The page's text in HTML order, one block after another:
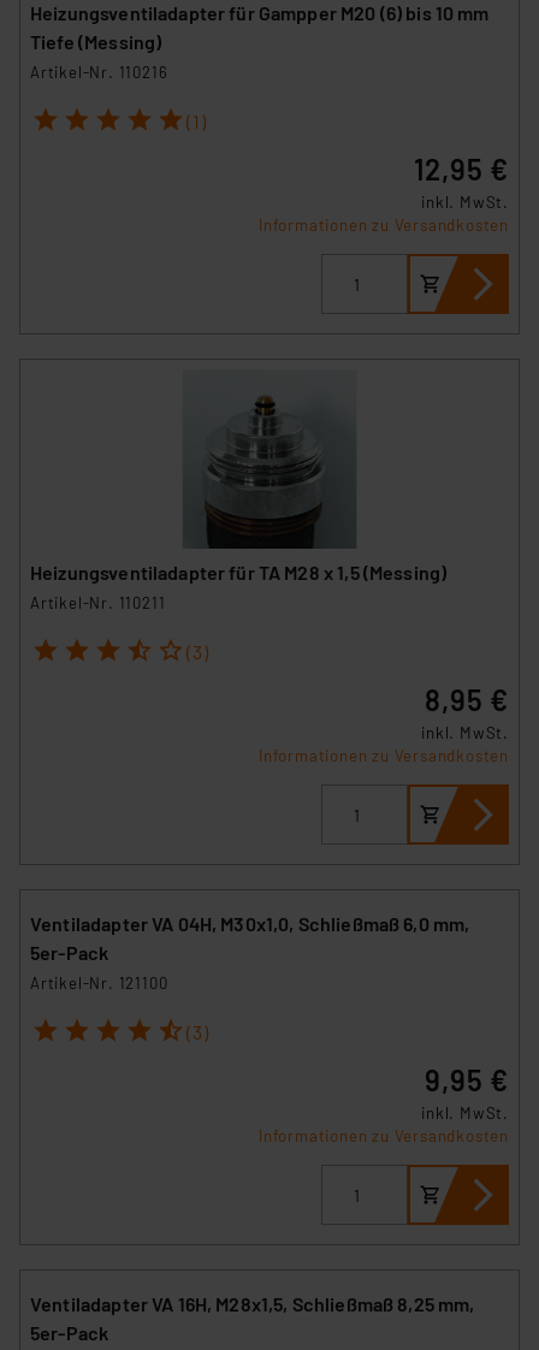
Heizungsventiladapter für Gampper M20 (6) bis 10 mm
Tiefe (Messing)
Artikel-Nr. 110216
1 2 3 4 5 (1)
12,95 €
inkl. MwSt.
Informationen zu Versandkosten
Heizungsventiladapter für TA M28 x 1,5 (Messing)
Artikel-Nr. 110211
1 2 3 4 5 (3)
8,95 €
inkl. MwSt.
Informationen zu Versandkosten
Ventiladapter VA 04H, M30x1,0, Schließmaß 6,0 mm,
5er-Pack
Artikel-Nr. 121100
1 2 3 4 5 (3)
9,95 €
inkl. MwSt.
Informationen zu Versandkosten
Ventiladapter VA 16H, M28x1,5, Schließmaß 8,25 mm,
5er-Pack